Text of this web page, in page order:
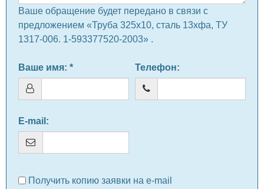
Ваше обращение будет передано в связи с
предложением «Труба 325х10, сталь 13хфа, ТУ
1317-006. 1-593377520-2003» .
Ваше имя: * Телефон:
E-mail :
Получить копию заявки на e-mail